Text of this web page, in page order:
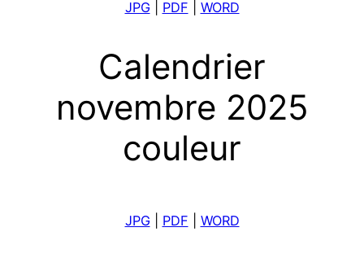
JPG PDF WORD
Сalendrier
novembre 2025
couleur
JPG PDF WORD